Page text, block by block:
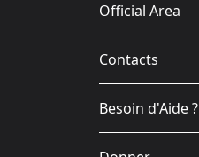
Official Area
Contacts
Besoin d'Aide ?